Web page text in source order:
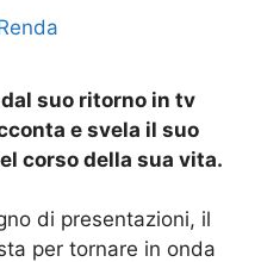
suo ritorno in tv
e svela il suo
corso della sua vita.
di presentazioni, il
per tornare in onda